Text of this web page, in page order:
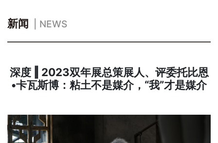
新闻 | NEWS
深度 ‖ 2023双年展总策展人、评委托比恩
•卡瓦斯博：粘土不是媒介，“我”才是媒介